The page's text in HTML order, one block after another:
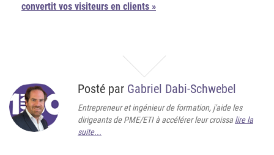
convertit vos visiteurs en clients »
Posté par Gabriel Dabi-Schwebel
Entrepreneur et ingénieur de formation, j'aide les
dirigeants de PME/ETI à accélérer leur croissa lire la
suite...